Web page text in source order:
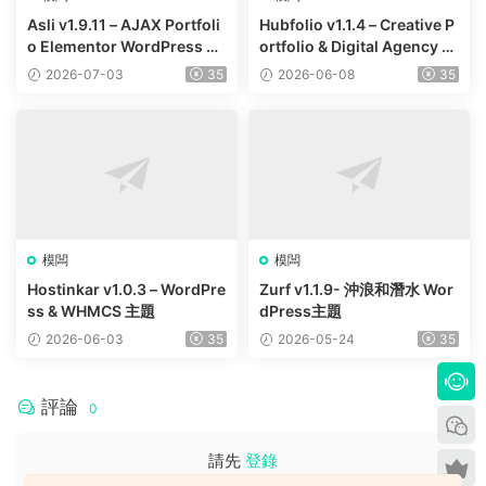
Asli v1.9.11 – AJAX Portfoli
o Elementor WordPress Th
eme2026-07-03 35
Hubfolio v1.1.4 – Creative P
ortfolio & Digital Agency W
ordPress Elementor Them
2026-06-08 35
模闆
Hostinkar v1.0.3 – WordPre
ss & WHMCS 主題
2026-06-03 35
模闆
Zurf v1.1.9- 沖浪和潛水 Wor
dPress主題
2026-05-24 35
評論 0
請先 登錄